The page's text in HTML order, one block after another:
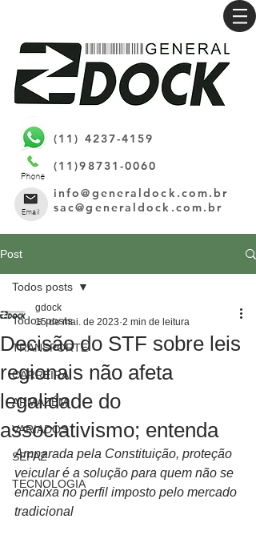
(11) 4237-4159
(11)98731-0060
info@generaldock.com.br
sac@generaldock.com.br
Post
Todos posts
TRANSPORTE
CARREIRA
ARMAZÉM
VARIADOS
SEFAZ
TECNOLOGIA
Todos posts
Decisão do STF sobre leis
regionais não afeta
legalidade do
associativismo; entenda
gdock
15 de mai. de 2023 2 min de leitura
Amparada pela Constituição, proteção
veicular é a solução para quem não se
encaixa no perfil imposto pelo mercado
tradicional